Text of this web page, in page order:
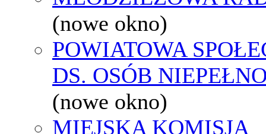
(nowe okno)
POWIATOWA
DS. OSÓB
(nowe okno)
MIEJSKA KOMISJA